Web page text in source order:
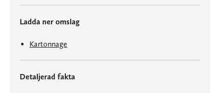
Ladda ner omslag
Kartonnage
Detaljerad fakta